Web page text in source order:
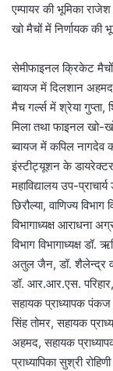
एम्पायर की भूमिका राजेश
खो मैचों में निर्णायक की
सेमीफाइनल क्रिकेट मैचों
ब्वायज में दिलशान
मैच गर्ल्स में श्रेया गुप्ता,
मिला तथा फाइनल खो-
ब्वायज में कपिल
इंस्टीट्यूशन के डायरेक्टर
महाविद्यालय उप-
छिरौल्या, वाणिज्य विभाग
विभागाध्यक्ष आराधना
विभाग विभागाध्यक्ष
अतुल जैन, डॉ. शैलेन्द्र
डॉ. आर.आर.एस.
सहायक प्राध्यापक पंकज
सिंह तोमर, सहायक
अहमद, सहायक
प्राध्यापिका सुश्री